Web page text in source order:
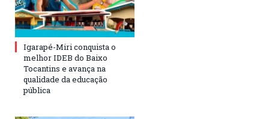
Igarapé-Miri conquista o
melhor IDEB do Baixo
Tocantins e avança na
qualidade da educação
pública